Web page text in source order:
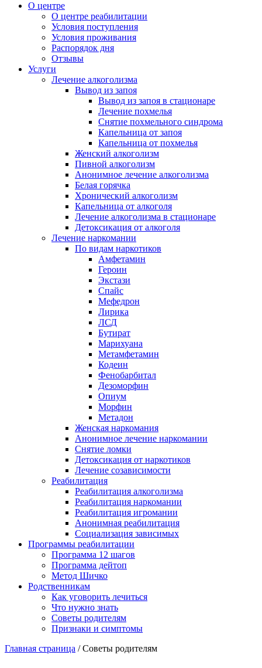
О центре
О центре реабилитации
Условия поступления
Условия проживания
Распорядок дня
Отзывы
Услуги
Лечение алкоголизма
Вывод из запоя
Вывод из запоя в стационаре
Лечение похмелья
Снятие похмельного синдрома
Капельница от запоя
Капельница от похмелья
Женский алкоголизм
Пивной алкоголизм
Анонимное лечение алкоголизма
Белая горячка
Хронический алкоголизм
Капельница от алкоголя
Лечение алкоголизма в стационаре
Детоксикация от алкоголя
Лечение наркомании
По видам наркотиков
Амфетамин
Героин
Экстази
Спайс
Мефедрон
Лирика
ЛСД
Бутират
Марихуана
Метамфетамин
Кодеин
Фенобарбитал
Дезоморфин
Опиум
Морфин
Метадон
Женская наркомания
Анонимное лечение наркомании
Снятие ломки
Детоксикация от наркотиков
Лечение созависимости
Реабилитация
Реабилитация алкоголизма
Реабилитация наркомании
Реабилитация игромании
Анонимная реабилитация
Социализация зависимых
Программы реабилитации
Программа 12 шагов
Программа дейтоп
Метод Шичко
Родственникам
Как уговорить лечиться
Что нужно знать
Советы родителям
Признаки и симптомы
Главная страница /Советы родителям